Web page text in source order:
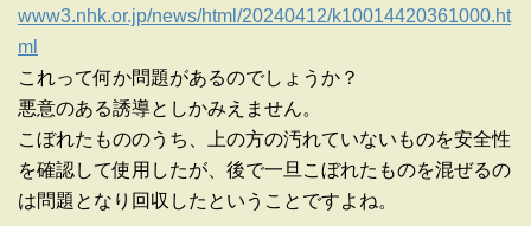
www3.nhk.or.jp/news/html/20240412/k10014420361000.ht
ml
これって何か問題があるのでしょうか？
悪意のある誘導としかみえません。
こぼれたもののうち、上の方の汚れていないものを安全性
を確認して使用したが、後で一旦こぼれたものを混ぜるの
は問題となり回収したということですよね。